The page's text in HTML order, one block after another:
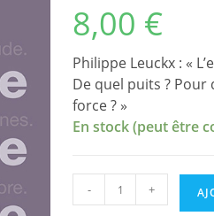
8,00 €
Philippe Leuckx : «
De quel puits ? Pour
force ? »
En stock (peut être
quantité
de
- +